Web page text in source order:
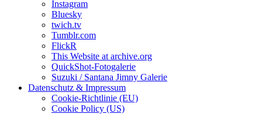
Instagram
Bluesky
twich.tv
Tumblr.com
FlickR
This Website at archive.org
QuickShot-Fotogalerie
Suzuki / Santana Jimny Galerie
Datenschutz & Impressum
Cookie-Richtlinie (EU)
Cookie Policy (US)